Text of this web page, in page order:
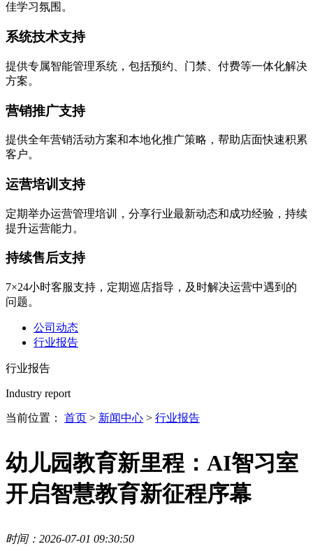
佳学习氛围。
系统技术支持
提供专属智能管理系统，包括预约、门禁、付费等一体化解决
方案。
营销推广支持
提供全年营销活动方案和本地化推广策略，帮助店面快速积累
客户。
运营培训支持
定期举办运营管理培训，分享行业最新动态和成功经验，持续
提升运营能力。
持续售后支持
7×24小时客服支持，定期巡店指导，及时解决运营中遇到的
问题。
公司动态
行业报告
行业报告
Industry report
当前位置： 首页 > 新闻中心 > 行业报告
幼儿园教育新里程：AI智习室
开启智慧教育新征程序幕
时间：2026-07-01 09:30:50